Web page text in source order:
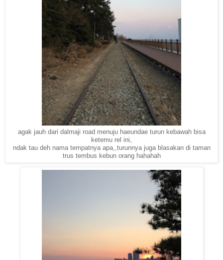
agak jauh dari dalmaji road menuju haeundae turun kebawah bisa
ketemu rel ini,
ndak tau deh nama tempatnya apa,,turunnya juga blasakan di taman
trus tembus kebun orang hahahah